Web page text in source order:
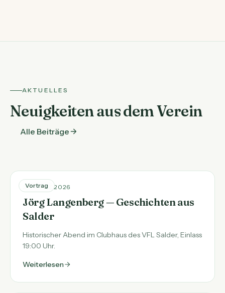
AKTUELLES
Neuigkeiten aus dem Verein
Alle Beiträge
Vortrag
20. MÄRZ 2026
Jörg Langenberg — Geschichten aus
Salder
Historischer Abend im Clubhaus des VFL Salder, Einlass
19:00 Uhr.
Weiterlesen